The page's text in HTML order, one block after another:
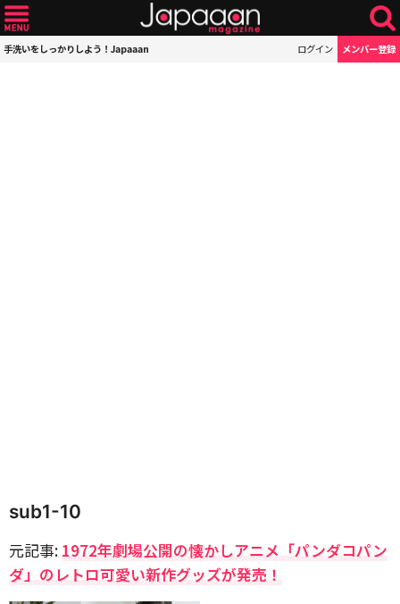
手洗いをしっかりしよう！Japaaan ログイン メンバー登録
sub1-10
元記事: 1972年劇場公開の懐かしアニメ「パンダコパン
ダ」のレトロ可愛い新作グッズが発売！